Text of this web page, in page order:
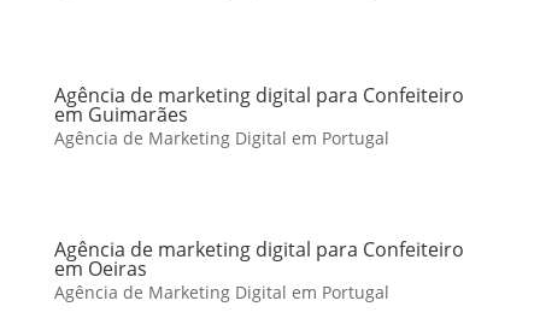
Agência de marketing digital para Confeiteiro
em Guimarães
Agência de Marketing Digital em Portugal
Agência de marketing digital para Confeiteiro
em Oeiras
Agência de Marketing Digital em Portugal